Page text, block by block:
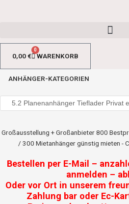
0,00€
0
WARENKORB
ANHÄNGER-KATEGORIEN
Großausstellung + Großanbieter 800
/ 300 Mietanhänger günstig mieten -
Bestellen per E-Mail –
anmelden –
Oder vor Ort in unserem
Zahlung bar oder Ec-